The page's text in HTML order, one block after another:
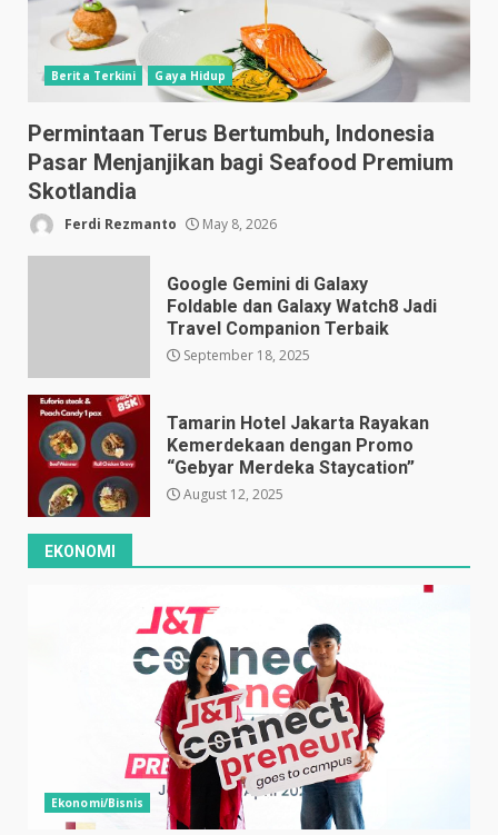
Berita Terkini Gaya Hidup
Permintaan Terus Bertumbuh, Indonesia
Pasar Menjanjikan bagi Seafood Premium
Skotlandia
Ferdi Rezmanto May 8, 2026
Google Gemini di Galaxy
Foldable dan Galaxy Watch8 Jadi
Travel Companion Terbaik
September 18, 2025
Tamarin Hotel Jakarta Rayakan
Kemerdekaan dengan Promo
“Gebyar Merdeka Staycation”
August 12, 2025
EKONOMI
Ekonomi/Bisnis